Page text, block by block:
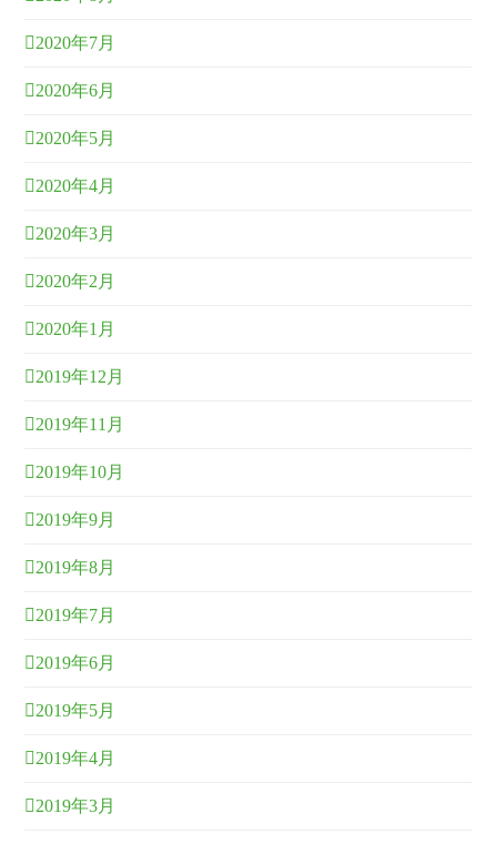
2020年7月
2020年6月
2020年5月
2020年4月
2020年3月
2020年2月
2020年1月
2019年12月
2019年11月
2019年10月
2019年9月
2019年8月
2019年7月
2019年6月
2019年5月
2019年4月
2019年3月